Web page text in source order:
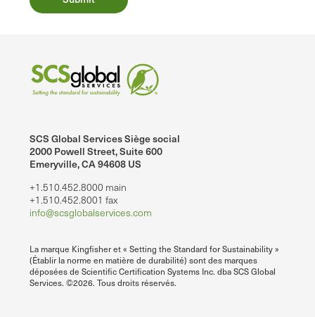
SCS Global Services Siège social
2000 Powell Street, Suite 600
Emeryville, CA 94608 US
+1.510.452.8000 main
+1.510.452.8001 fax
info@scsglobalservices.com
La marque Kingfisher et « Setting the Standard for Sustainability »
(Établir la norme en matière de durabilité) sont des marques
déposées de Scientific Certification Systems Inc. dba SCS Global
Services. ©2026. Tous droits réservés.